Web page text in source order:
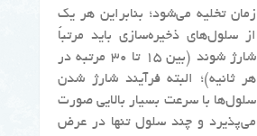
زمان تخلیه می‌شود؛ بنابراین هر یک
از سلول‌های ذخیره‌سازی باید مرتباً
شارژ شوند (بین ۱۵ تا ۳۰ مرتبه در
هر ثانیه)؛ البته فرآیند شارژ شدن
سلول‌ها با سرعت بسیار بالایی صورت
می‌پذیرد و چند سلول تنها در عرض